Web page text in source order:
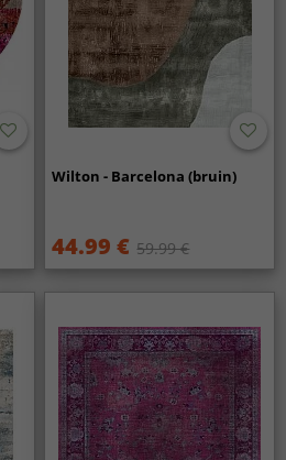
Wilton - Barcelona (bruin)
44.99 € 59.99 €